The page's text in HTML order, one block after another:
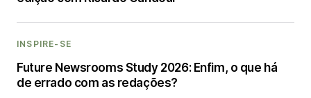
INSPIRE-SE
Future Newsrooms Study 2026: Enfim, o que há
de errado com as redações?